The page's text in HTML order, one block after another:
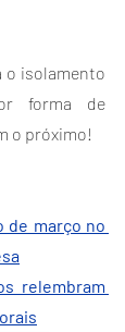
o isolamento
forma de
o próximo!
de março no
relembram